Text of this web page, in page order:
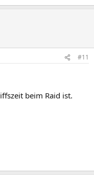
#11
beim Raid ist.